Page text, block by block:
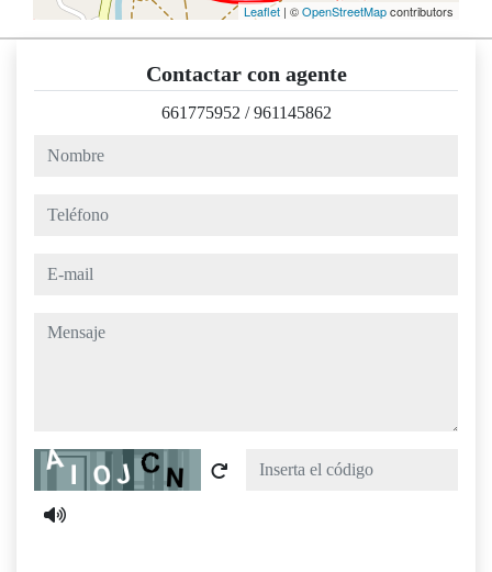
Leaflet | ©OpenStreetMapcontributors
Contactar con agente
661775952 /961145862
nombre
teléfono
e-mail
mensaje
Captcha